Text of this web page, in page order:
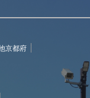
京都府